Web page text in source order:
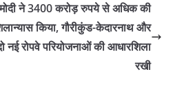
मोदी ने 3400 करोड़ रुपये से अधिक की
किया, गौरीकुंड-केदारनाथ और
नई रोपवे परियोजनाओं की आधारशिला
रखी